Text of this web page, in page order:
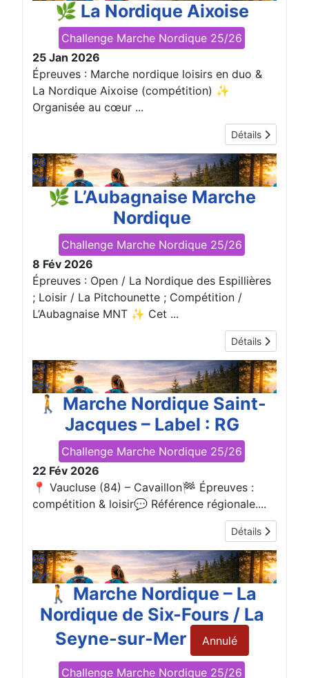
🌿 La Nordique Aixoise
Challenge Marche Nordique 25/26
25 Jan 2026
Épreuves : Marche nordique loisirs en duo &
La Nordique Aixoise (compétition) ✨
Organisée au cœur ...
Détails
08
Fév
🌿 L’Aubagnaise Marche
Nordique
Challenge Marche Nordique 25/26
8 Fév 2026
Épreuves : Open / La Nordique des Espillières
; Loisir / La Pitchounette ; Compétition /
L’Aubagnaise MNT ✨ Cet ...
Détails
22
Fév
🚶 Marche Nordique Saint-
Jacques – Label : RG
Challenge Marche Nordique 25/26
22 Fév 2026
📍 Vaucluse (84) – Cavaillon🏁 Épreuves :
compétition & loisir💬 Référence régionale....
Détails
05
Avr
🚶 Marche Nordique – La
Nordique de Six-Fours / La
Seyne-sur-Mer
Annulé
Challenge Marche Nordique 25/26